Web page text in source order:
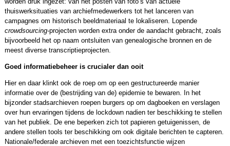
thuiswerksituaties van archiefmedewerkers tot het lanceren van
campagnes om historisch beeldmateriaal te lokaliseren. Lopende
crowdsourcing-projecten worden extra onder de aandacht gebracht, zoals
bijvoorbeeld het op naam ontsluiten van genealogische bronnen en de
meest diverse transcriptieprojecten.
Goed informatiebeheer is crucialer dan ooit
Hier en daar klinkt ook de roep om op een gestructureerde manier
informatie over de (bestrijding van de) epidemie te bewaren. In het
bijzonder stadsarchieven roepen burgers op om dagboeken en verslagen
over hun ervaringen tijdens de lockdown nadien ter beschikking te stellen
van het publiek. De ene beperken zich tot papieren getuigenissen, de
andere stellen tools ter beschikking om ook digitale berichten te capteren.
Nationale/federale archieven met een toezichtsfunctie wijzen